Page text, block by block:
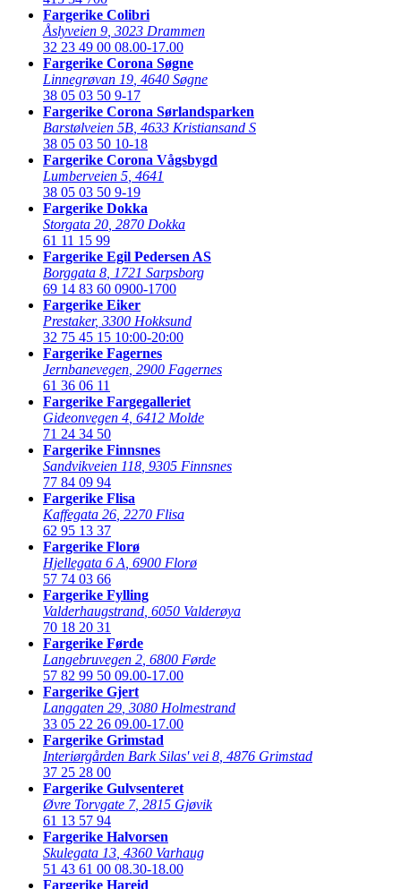
Fargerike Colibri
Åslyveien 9 3023 Drammen
32 23 49 00 08.00-17.00
Fargerike Corona Søgne
Linnegrøvan 19 4640 Søgne
38 05 03 50 9-17
Fargerike Corona Sørlandsparken
Barstølveien 5B 4633 Kristiansand S
38 05 03 50 10-18
Fargerike Corona Vågsbygd
Lumberveien 5 4641
38 05 03 50 9-19
Fargerike Dokka
Storgata 20 2870 Dokka
61 11 15 99
Fargerike Egil Pedersen AS
Borggata 8 1721 Sarpsborg
69 14 83 60 0900-1700
Fargerike Eiker
Prestaker, 3300 Hokksund
32 75 45 15 10:00-20:00
Fargerike Fagernes
Jernbanevegen 2900 Fagernes
61 36 06 11
Fargerike Fargegalleriet
Gideonvegen 4 6412 Molde
71 24 34 50
Fargerike Finnsnes
Sandvikveien 118 9305 Finnsnes
77 84 09 94
Fargerike Flisa
Kaffegata 26 2270 Flisa
62 95 13 37
Fargerike Florø
Hjellegata 6 A 6900 Florø
57 74 03 66
Fargerike Fylling
Valderhaugstrand 6050 Valderøya
70 18 20 31
Fargerike Førde
Langebruvegen 2 6800 Førde
57 82 99 50 09.00-17.00
Fargerike Gjert
Langgaten 29 3080 Holmestrand
33 05 22 26 09.00-17.00
Fargerike Grimstad
Interiørgården Bark Silas' vei 8 4876 Grimstad
37 25 28 00
Fargerike Gulvsenteret
Øvre Torvgate 7, 2815 Gjøvik
61 13 57 94
Fargerike Halvorsen
Skulegata 13 4360 Varhaug
51 43 61 00 08.30-18.00
Fargerike Hareid